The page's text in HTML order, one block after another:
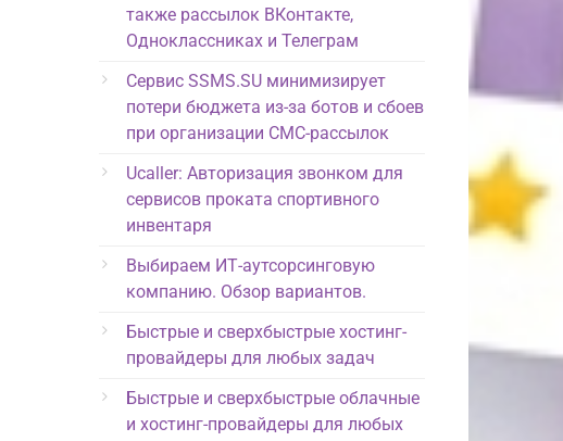
также рассылок ВКонтакте,
Одноклассниках и Телеграм
Сервис SSMS.SU минимизирует
потери бюджета из-за ботов и сбоев
при организации СМС-рассылок
Ucaller: Авторизация звонком для
сервисов проката спортивного
инвентаря
Выбираем ИТ-аутсорсинговую
компанию. Обзор вариантов.
Быстрые и сверхбыстрые хостинг-
провайдеры для любых задач
Быстрые и сверхбыстрые облачные
и хостинг-провайдеры для любых